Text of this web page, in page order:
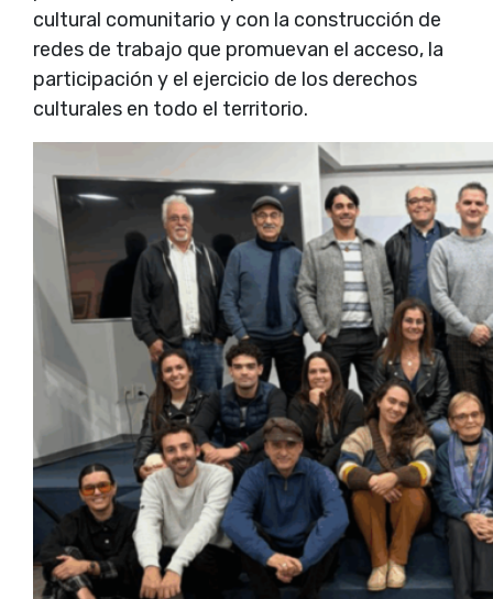
cultural comunitario y con la construcción de
redes de trabajo que promuevan el acceso, la
participación y el ejercicio de los derechos
culturales en todo el territorio.